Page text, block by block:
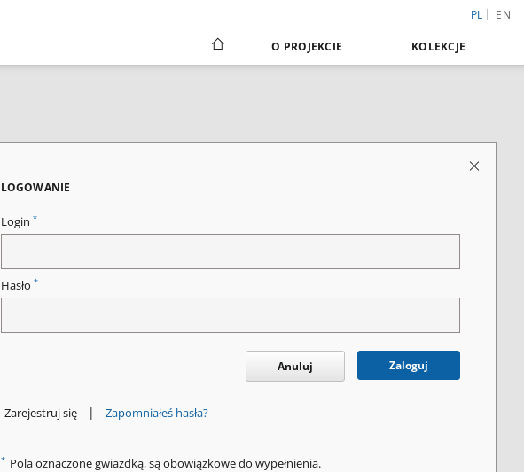
PL EN
O PROJEKCIE KOLEKCJE
LOGOWANIE
Login *
Hasło *
Anuluj Zaloguj
Zarejestruj się | Zapomniałeś hasła?
* Pola oznaczone gwiazdką, są obowiązkowe do wypełnienia.